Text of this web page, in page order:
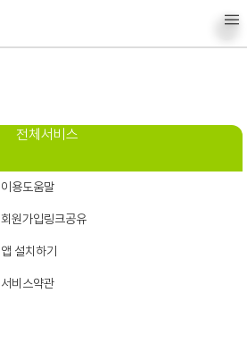
전체서비스
이용도움말
회원가입링크공유
앱 설치하기
서비스약관